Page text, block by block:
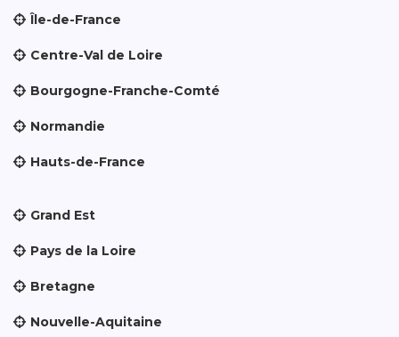
Île-de-France
Centre-Val de Loire
Bourgogne-Franche-Comté
Normandie
Hauts-de-France
Grand Est
Pays de la Loire
Bretagne
Nouvelle-Aquitaine